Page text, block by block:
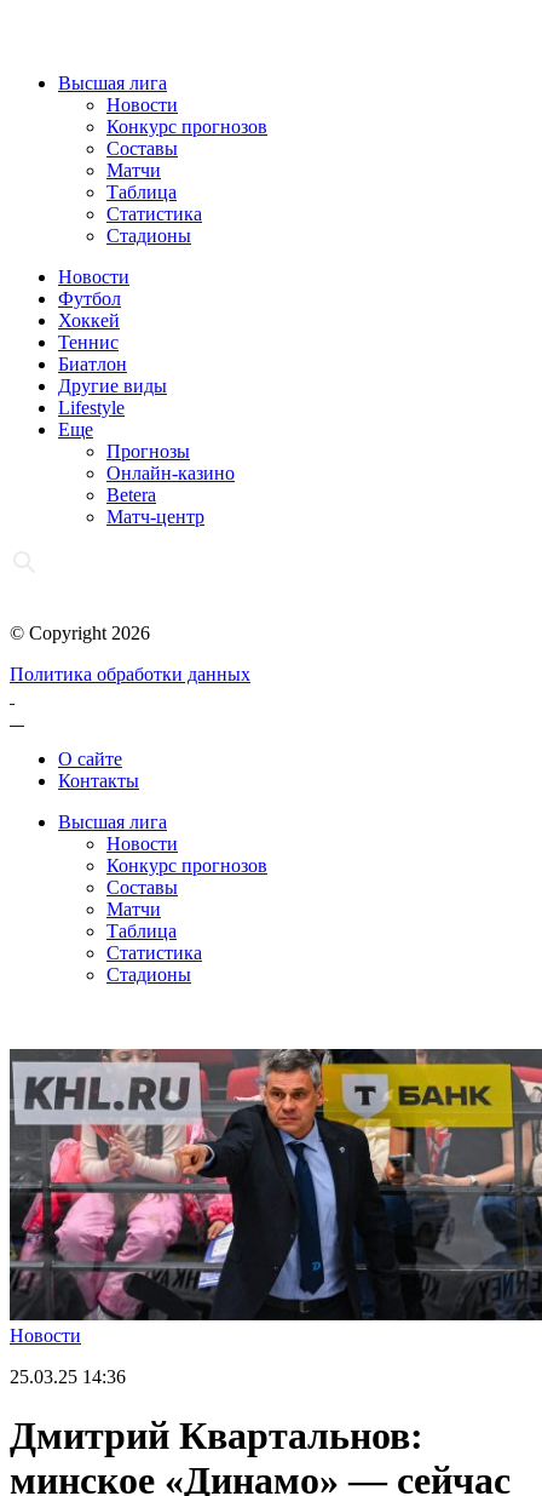
Высшая лига
Новости
Конкурс прогнозов
Составы
Матчи
Таблица
Статистика
Стадионы
Новости
Футбол
Хоккей
Теннис
Биатлон
Другие виды
Lifestyle
Еще
Прогнозы
Онлайн-казино
Betera
Матч-центр
© Copyright 2026
Политика обработки данных
О сайте
Контакты
Высшая лига
Новости
Конкурс прогнозов
Составы
Матчи
Таблица
Статистика
Стадионы
Новости
25.03.25 14:36
Дмитрий Квартальнов:
минское «Динамо» — сейчас